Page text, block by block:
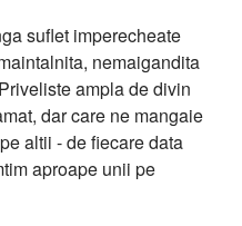
suflet imperecheate
nemaigandita
ampla de divin
dar care ne mangaie
altii - de fiecare data
aproape unii pe